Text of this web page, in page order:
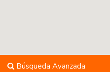
Búsqueda Avanzada